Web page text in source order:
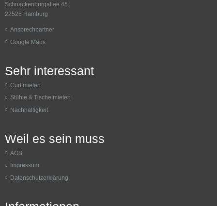
Schnackenburgallee 45
22525 Hamburg
Ansprechpartner
Google Maps
Sehr interessant
Curt mieten
Stühle & Tische mieten
Nachhaltigkeit
Weil es sein muss
AGB
Impressum
Datenschutzerklärung